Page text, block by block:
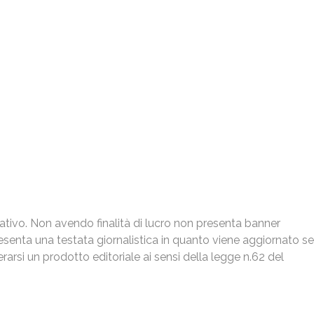
Non avendo finalità di lucro non presenta banner
una testata giornalistica in quanto viene aggiornato
un prodotto editoriale ai sensi della legge n.62 del
info@fotolibera.com